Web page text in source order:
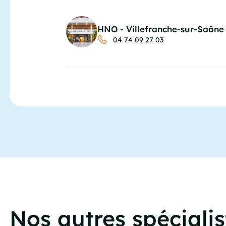
HNO - Villefranche-sur-Saône
04 74 09 27 03
Nos autres